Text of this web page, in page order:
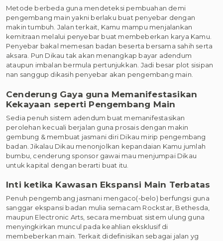
Metode berbeda guna mendeteksi pembuahan demi
pengembang main yakni berlaku buat penyebar dengan
makin tumbuh. Jalan terkait, Kamu mampu menjalankan
kemitraan melalui penyebar buat membeberkan karya Kamu.
Penyebar bakal memesan badan beserta bersama sahih serta
aksara. Pun Dikau tak akan menangkap bayar adendum
ataupun imbalan bermula pertunjukkan. Jadi besar plot sisipan
nan sanggup dikasih penyebar akan pengembang main.
Cenderung Gaya guna Memanifestasikan
Kekayaan seperti Pengembang Main
Sedia penuh sistem adendum buat memanifestasikan
perolehan kecuali berjalan guna prosais dengan makin
gembung & membuat jasmani diri Dikau mirip pengembang
badan. Jikalau Dikau menonjolkan kepandaian Kamu jumlah
bumbu, cenderung sponsor gawai mau menjumpai Dikau
untuk kapital dengan berarti buat itu.
Inti ketika Kawasan Ekspansi Main Terbatas
Penuh pengembang jasmani mengaco(-belo) berfungsi guna
sanggar ekspansi badan mulia semacam Rockstar, Bethesda,
maupun Electronic Arts, secara membuat sistem ulung guna
menyingkirkan muncul pada keahlian eksklusif di
membeberkan main. Terkait didefinisikan sebagai jalan yg